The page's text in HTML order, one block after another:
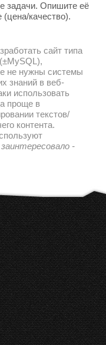
задачи. Опишите её
качество).
сайт типа
не нужны системы
знаний в веб-
использовать
проще в
текстов/
контента.
-